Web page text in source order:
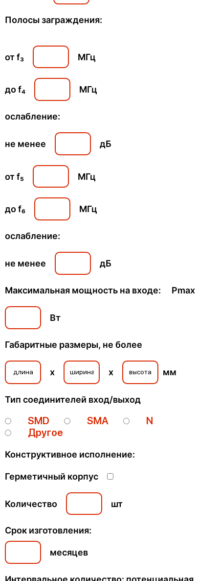
Полосы заграждения:
от f₃ МГц
до f₄ МГц
ослабление:
не менее дБ
от f₅ МГц
до f₆ МГц
ослабление:
не менее дБ
Максимальная мощность на входе: Pmax
Вт
Габаритные размеры, не более
x x мм
Тип соединителей вход/выход
SMD SMA
N
Другое
Конструктивное исполнение:
Герметичный корпус
Количество шт
Срок изготовления:
месяцев